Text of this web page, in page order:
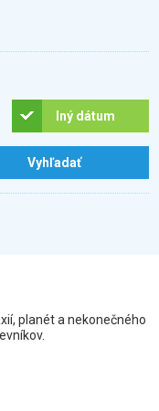
Iný dátum
planét a nekonečného